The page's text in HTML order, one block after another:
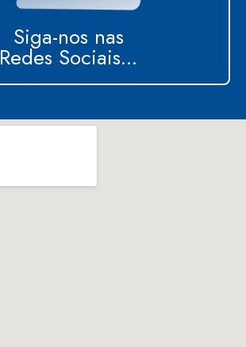
Siga-nos nas
Redes Sociais...